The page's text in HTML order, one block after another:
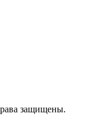
защищены.